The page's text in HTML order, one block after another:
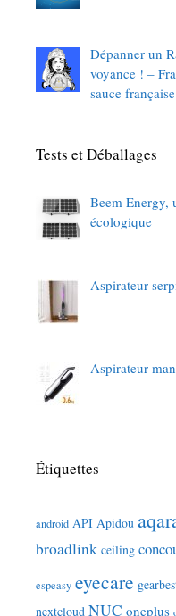
Dépanner un
voyance ! –
sauce
Tests et Déballages
Beem Energy,
écologique
Aspirateur-
Aspirateur
Étiquettes
android API Apidou
broadlink ceiling
espeasy eyecare
nextcloud NUC oneplus